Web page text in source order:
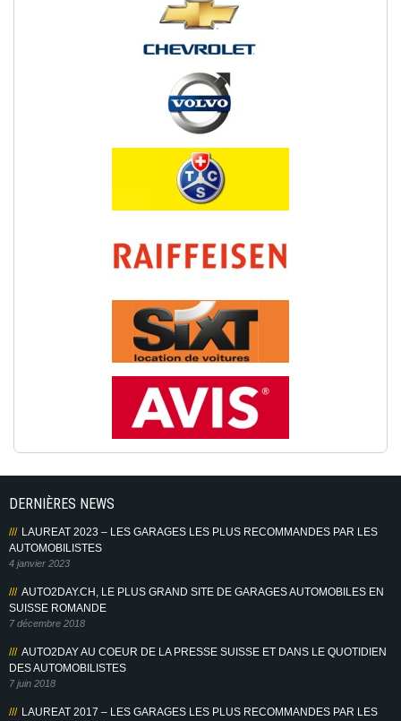
DERNIÈRES NEWS
LAUREAT 2023 – LES GARAGES LES PLUS RECOMMANDES PAR LES
AUTOMOBILISTES
4 janvier 2023
AUTO2DAY.CH, LE PLUS GRAND SITE DE GARAGES AUTOMOBILES EN
SUISSE ROMANDE
7 décembre 2018
AUTO2DAY AU COEUR DE LA PRESSE SUISSE ET DANS LE QUOTIDIEN
DES AUTOMOBILISTES
7 juin 2018
LAUREAT 2017 – LES GARAGES LES PLUS RECOMMANDES PAR LES